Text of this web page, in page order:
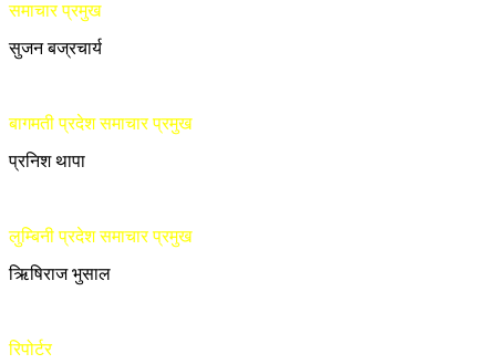
समाचार प्रमुख
सुजन बज्रचार्य
बागमती प्रदेश समाचार प्रमुख
प्रनिश थापा
लुम्बिनी प्रदेश समाचार प्रमुख
ऋिषिराज भुसाल
रिपोर्टर